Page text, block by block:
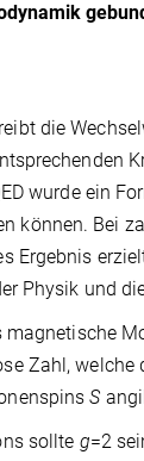
die
wurde ein
können. Bei
Ergebnis
Physik und
magnetische
Zahl,
S
sollte g=2